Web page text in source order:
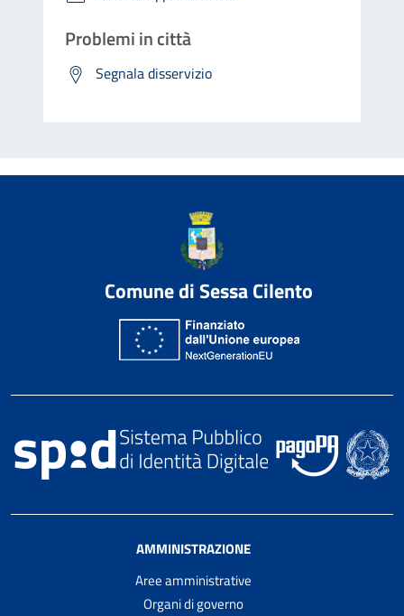
Problemi in città
Segnala disservizio
Comune di Sessa Cilento
AMMINISTRAZIONE
Aree amministrative
Organi di governo